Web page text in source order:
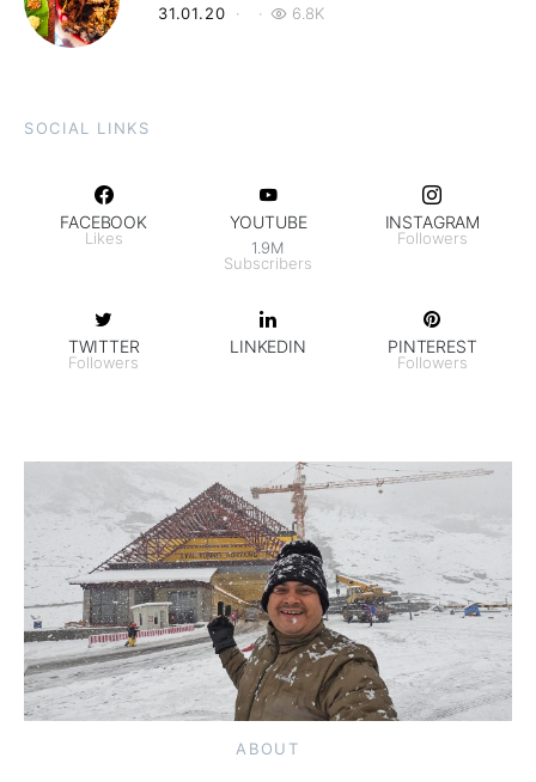
31.01.20 6.8K
SOCIAL LINKS
FACEBOOK
Likes
YOUTUBE
1.9M
Subscribers
INSTAGRAM
Followers
TWITTER
Followers
LINKEDIN PINTEREST
Followers
ABOUT